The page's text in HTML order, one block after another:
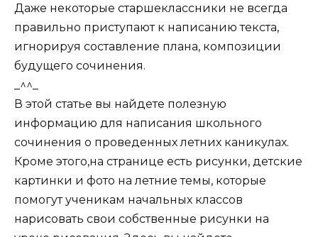
Даже некоторые старшеклассники не всегда
правильно приступают к написанию текста,
игнорируя составление плана, композиции
будущего сочинения.
_^^_
В этой статье вы найдете полезную
информацию для написания школьного
сочинения о проведенных летних каникулах.
Кроме этого,на странице есть рисунки, детские
картинки и фото на летние темы, которые
помогут ученикам начальных классов
нарисовать свои собственные рисунки на